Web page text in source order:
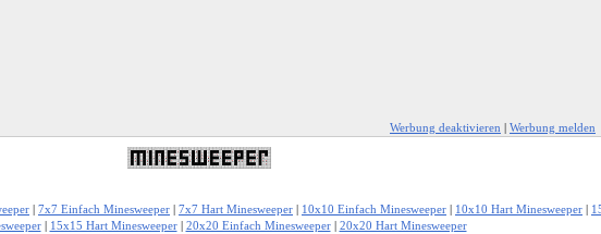
Werbung deaktivieren | Werbung melden
| 7x7 Einfach Minesweeper | 7x7 Hart Minesweeper | 10x10 Einfach Minesweeper | 10x10 Hart Minesweeper |
| 15x15 Hart Minesweeper| 20x20 Einfach Minesweeper| 20x20 Hart Minesweeper